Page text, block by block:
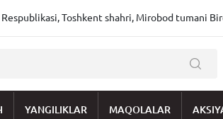
Toshkent shahri, Mirobod tumani
YANGILIKLAR MAQOLALAR